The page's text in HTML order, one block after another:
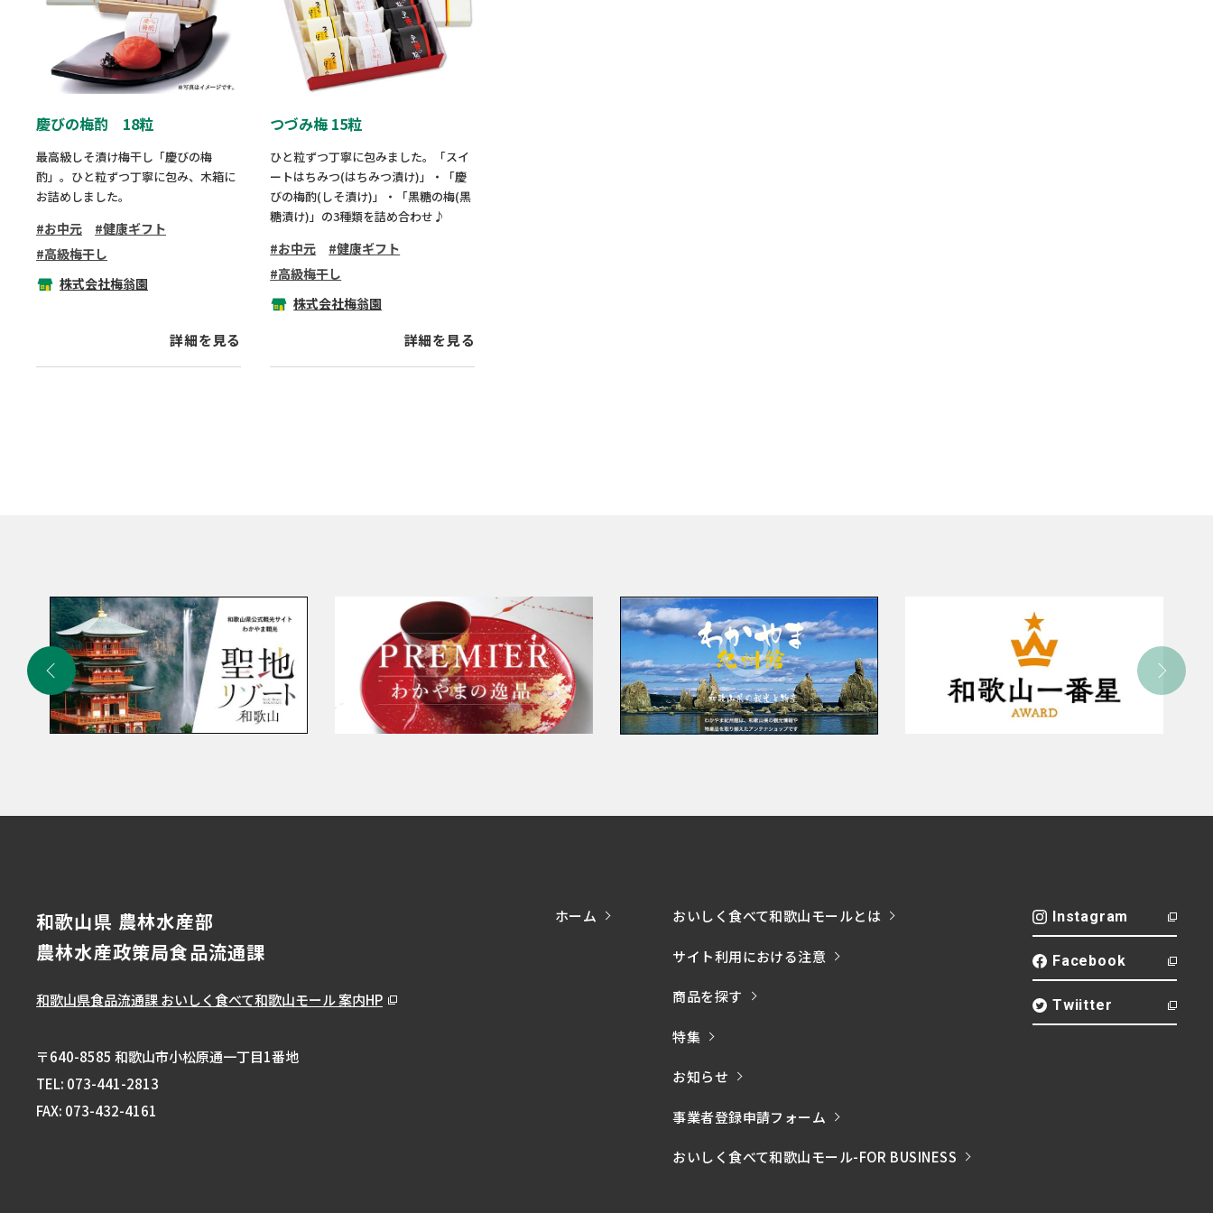
慶びの梅酌 18粒
最高級しそ漬け梅干し「慶びの梅
酌」。ひと粒ずつ丁寧に包み、木箱に
お詰めしました。
お中元
健康ギフト
高級梅干し
株式会社梅翁園
詳細を見る
つづみ梅 15粒
ひと粒ずつ丁寧に包みました。「スイ
ートはちみつ(はちみつ漬け)」・「慶
びの梅酌(しそ漬け)」・「黒糖の梅(黒
糖漬け)」の3種類を詰め合わせ♪
お中元
健康ギフト
高級梅干し
株式会社梅翁園
詳細を見る
和歌山県 農林水産部
農林水産政策局食品流通課
和歌山県食品流通課おいしく食べて和歌山モール 案内HP
〒640-8585 和歌山市小松原通一丁目1番地
TEL: 073-441-2813
FAX: 073-432-4161
ホーム おいしく食べて和歌山モールとは
サイト利用における注意
商品を探す
特集
お知らせ
事業者登録申請フォーム
おいしく食べて和歌山モール-FOR BUSINESS
Instagram
Facebook
Twiitter